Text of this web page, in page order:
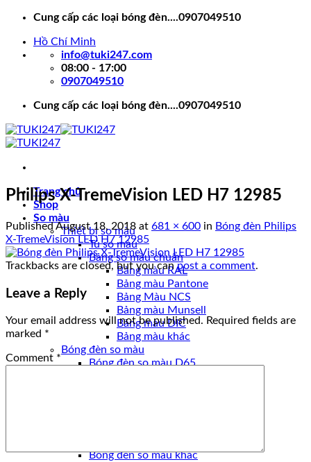
Skip
content
Cung cấp các loại bóng đèn....0907049510
Hồ Chí Minh
info@tuki247.com
08:00 - 17:00
0907049510
Cung cấp các loại bóng đèn....0907049510
Trang chủ
Shop
So màu
Thiết bị so màu
Tủ so màu
Bảng so màu chuẩn
Bảng màu RAL
Bảng màu Pantone
Bảng Màu NCS
Bảng màu Munsell
Bảng màu DIC
Bảng màu khác
Bóng đèn so màu
Bóng đèn so màu D65
Bóng đèn so màu khác
Philips X-TremeVision LED H7 12985
PublishedAugust 18, 2018 at 681 × 600 in Bóng đèn Philips
X-TremeVision LED H7 12985
Trackbacks are closed, but you canpost a comment.
Leave a Reply
Your email address will not be published. Required fields are
marked *
Comment *